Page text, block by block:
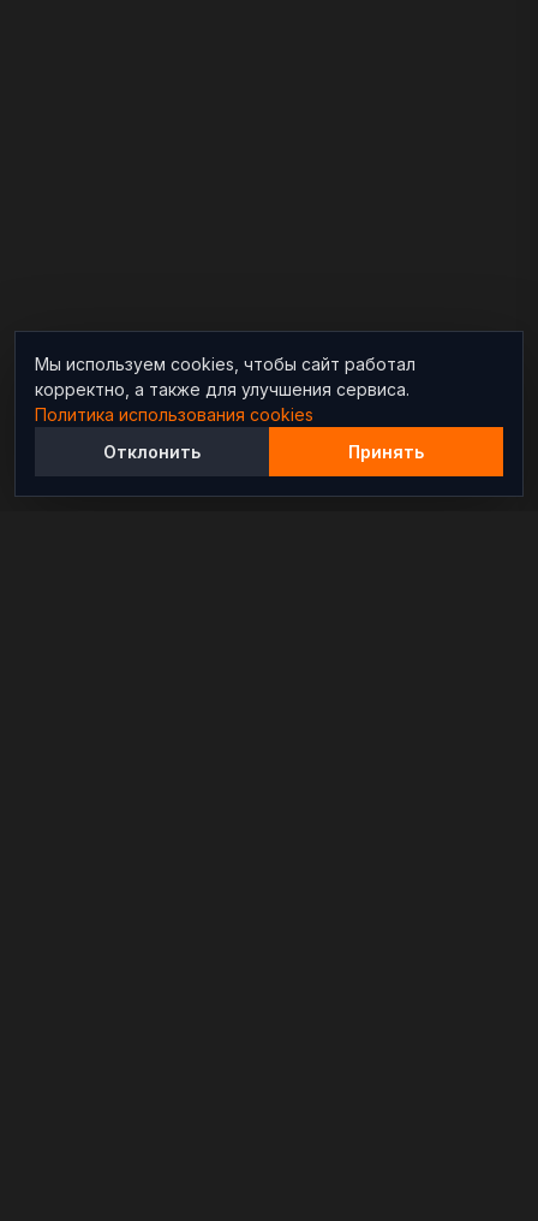
Мы используем cookies, чтобы сайт работал
корректно, а также для улучшения сервиса.
Политика использования cookies
Отклонить
Принять